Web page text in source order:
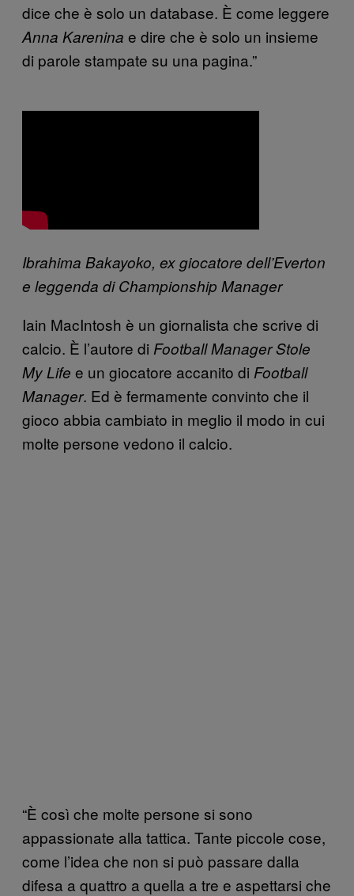
dice che è solo un database. È come leggere
Anna Karenina e dire che è solo un insieme
di parole stampate su una pagina.”
Ibrahima Bakayoko, ex giocatore dell’Everton
e leggenda di Championship Manager
Iain MacIntosh è un giornalista che scrive di
calcio. È l’autore di Football Manager Stole
My Life e un giocatore accanito di Football
Manager. Ed è fermamente convinto che il
gioco abbia cambiato in meglio il modo in cui
molte persone vedono il calcio.
“È così che molte persone si sono
appassionate alla tattica. Tante piccole cose,
come l’idea che non si può passare dalla
difesa a quattro a quella a tre e aspettarsi che